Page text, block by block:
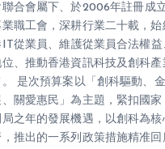
合會屬下、於2006年註冊成
職工會，深耕行業二十載，始
IT從業員、維護從業員合法權益
、推動香港資訊科技及創科產
是次預算案以「創科驅動、
關愛惠民」為主題，緊扣國家
之年的發展機遇，以創科為核
推出的一系列政策措施精准回